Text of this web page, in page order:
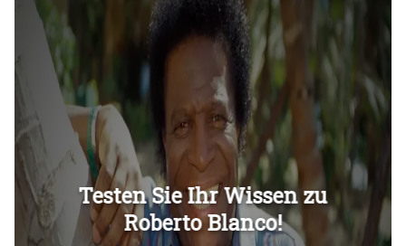
Überspringen